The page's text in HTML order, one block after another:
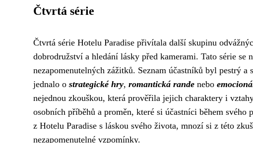
Čtvrtá série
Čtvrtá série Hotelu Paradise přivítala další skupinu
dobrodružství a hledání lásky před kamerami. Tato série se
nezapomenutelných zážitků. Seznam účastníků byl pestrý
jednalo o strategické hry, romantická rande nebo
nejednou zkouškou, která prověřila jejich charaktery i
osobních příběhů a proměn, které si účastníci během
z Hotelu Paradise s láskou svého života, mnozí si z této
nezapomenutelné vzpomínky.